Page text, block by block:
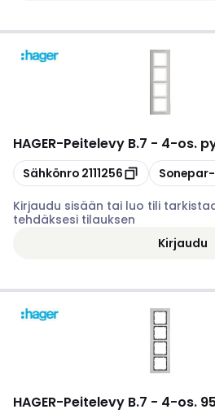
HAGER-Peitelevy B.7 - 4-os.
Kopioi
Sähkönro 2111256 Kopioi
Kirjaudu sisään tai luo tili
tehdäksesi tilauksen
Kirjaudu
HAGER-Peitelevy B.7 - 4-os.